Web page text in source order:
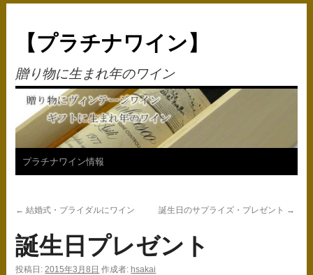
【プラチナワイン】
贈り物に生まれ年のワイン
コ
テ
ン
ツ
プラチナワイン情報
← 結婚式・ブライダルにワイン 誕生日のサプライズ・プレゼント →
誕生日プレゼント
投稿日: 2015年3月8日 作成者: hsakai